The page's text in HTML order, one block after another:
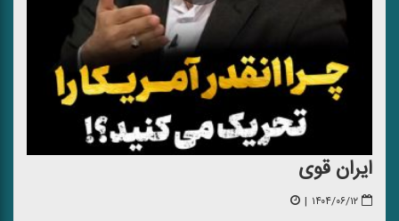
ایران قوی
۱۴۰۴/۰۶/۱۲ |